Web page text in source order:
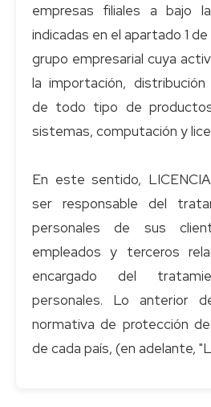
empresas filiales a bajo
indicadas en el apartado 1
grupo empresarial cuya
la importación, distribución
de todo tipo de
sistemas, computación y
En este sentido,
ser responsable del
personales de sus
empleados y terceros
encargado del
personales. Lo anterior
normativa de protección